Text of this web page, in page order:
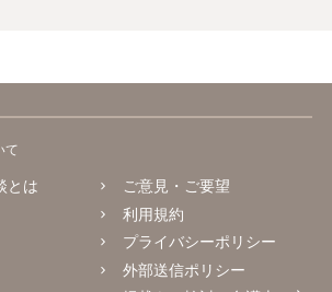
て
とは
ご意見・ご要望
利用規約
プライバシーポリシー
外部送信ポリシー